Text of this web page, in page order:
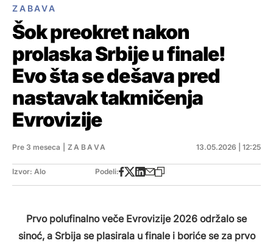
ZABAVA
Šok preokret nakon
prolaska Srbije u finale!
Evo šta se dešava pred
nastavak takmičenja
Evrovizije
Pre 3 meseca ZABAVA 13.05.2026 | 12:25
Izvor: Alo Podeli:
Prvo polufinalno veče Evrovizije 2026 održalo se
sinoć, a Srbija se plasirala u finale i boriće se za prvo